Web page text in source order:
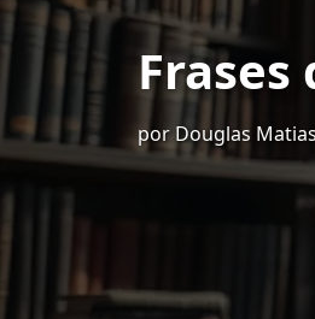
Frases
por Douglas Matias